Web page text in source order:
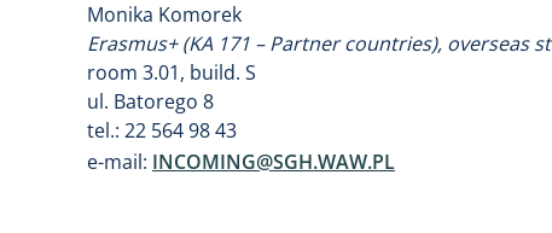
Monika Komorek
Erasmus+ (KA 171 – Partner countries), overseas
room 3.01, build. S
ul. Batorego 8
tel.: 22 564 98 43
e-mail: INCOMING@SGH.WAW.PL